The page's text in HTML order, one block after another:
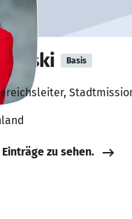
Basis
zu sehen.